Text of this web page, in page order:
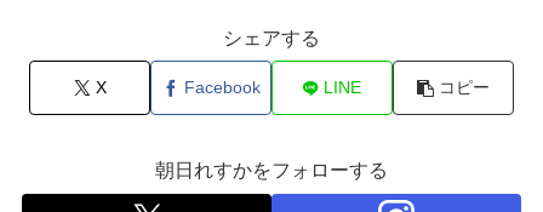
シェアする
X Facebook LINE コピー
朝日れすかをフォローする